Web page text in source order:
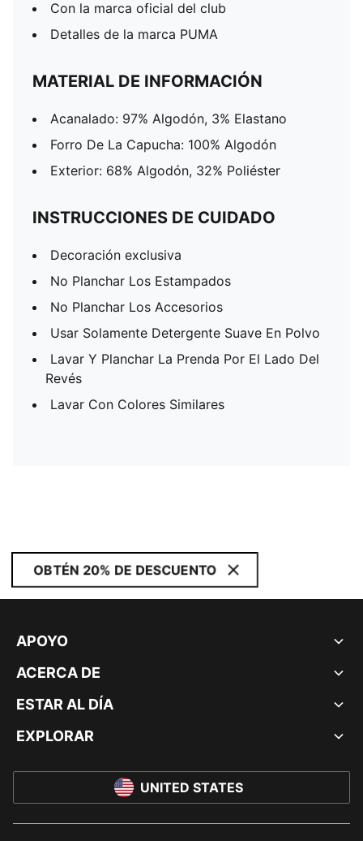
Con la marca oficial del club
Detalles de la marca PUMA
MATERIAL DE INFORMACIÓN
Acanalado: 97% Algodón, 3% Elastano
Forro De La Capucha: 100% Algodón
Exterior: 68% Algodón, 32% Poliéster
INSTRUCCIONES DE CUIDADO
Decoración exclusiva
No Planchar Los Estampados
No Planchar Los Accesorios
Usar Solamente Detergente Suave En Polvo
Lavar Y Planchar La Prenda Por El Lado Del
Revés
Lavar Con Colores Similares
OBTÉN 20% DE DESCUENTO
APOYO
ACERCA DE
ESTAR AL DÍA
EXPLORAR
UNITED STATES